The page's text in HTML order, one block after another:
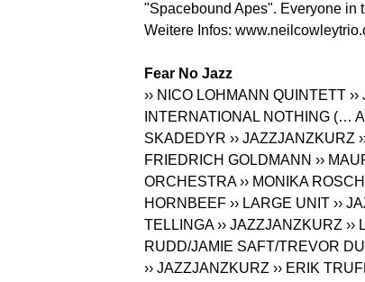
"Spacebound Apes". Everyone in
Weitere Infos:
Fear No Jazz
›› NICO LOHMANN QUINTETT
INTERNATIONAL NOTHING (…
SKADEDYR ›› JAZZJANZKURZ
FRIEDRICH GOLDMANN ››
ORCHESTRA ›› MONIKA
HORNBEEF ›› LARGE UNIT ››
TELLINGA ›› JAZZJANZKURZ ››
RUDD/JAMIE SAFT/TREVOR
›› JAZZJANZKURZ ›› ERIK